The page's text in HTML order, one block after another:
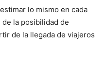
lo mismo en cada
la posibilidad de
de la llegada de viajeros